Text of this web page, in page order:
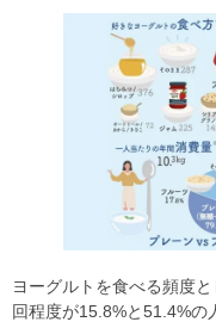
ヨーグルトを食べる頻度
回程度が15.8%と51.4%